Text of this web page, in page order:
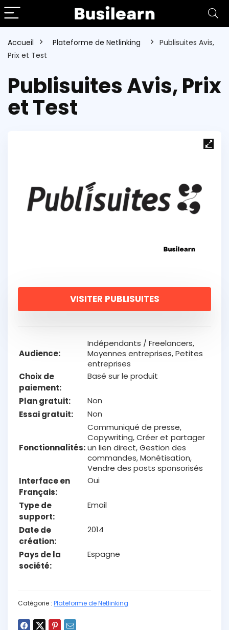
Accueil Plateforme de Netlinking
Publisuites Avis,
Prix et Test
Publisuites Avis, Prix
et Test
VISITER PUBLISUITES
Audience
Indépendants / Freelancers,
Moyennes entreprises, Petites
entreprises
Choix de
paiement
Basé sur le produit
Plan gratuit
Non
Essai gratuit
Non
Fonctionnalités
Communiqué de presse,
Copywriting, Créer et partager
un lien direct, Gestion des
commandes, Monétisation,
Vendre des posts sponsorisés
Interface en
Français
Oui
Type de
support
Email
Date de
création
2014
Pays de la
société
Espagne
Catégorie : Plateforme de Netlinking